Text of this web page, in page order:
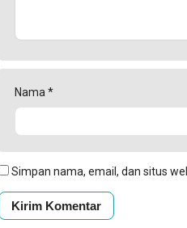
Nama *
Simpan nama, email, dan situs